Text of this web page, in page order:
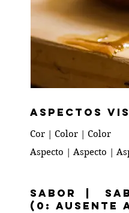
ASPECTOS
Cor | Color | Color
Aspecto | Aspecto |
Sabor |
(0: ausente